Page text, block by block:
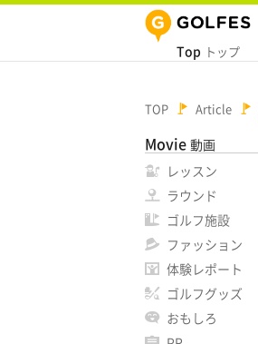
Top トップ
TOP Article
Movie 動画
レッスン
ラウンド
ゴルフ施設
ファッション
体験レポート
ゴルフグッズ
おもしろ